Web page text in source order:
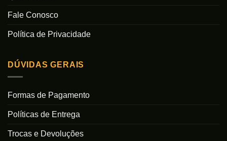
Fale Conosco
Política de Privacidade
DÚVIDAS GERAIS
Formas de Pagamento
Políticas de Entrega
Trocas e Devoluções